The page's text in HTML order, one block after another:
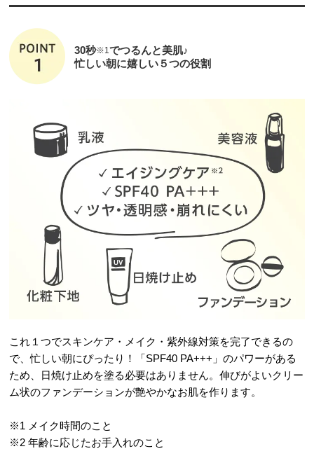
30秒※1 でつるんと美肌♪
忙しい朝に嬉しい５つの役割
これ１つでスキンケア・メイク・紫外線対策を完了できるの
で、忙しい朝にぴったり！「SPF40 PA+++」のパワーがある
ため、日焼け止めを塗る必要はありません。伸びがよいクリー
ム状のファンデーションが艶やかなお肌を作ります。
※1 メイク時間のこと
※2 年齢に応じたお手入れのこと